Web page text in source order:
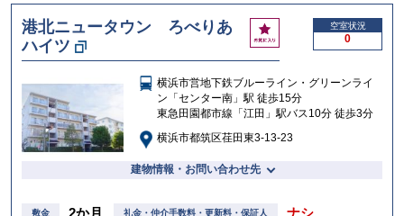
け
る
港北ニュータウン ろべりあ
ハイツ
お
気
に
り
空室状況
0
横浜市営地下鉄ブルーライン・グリーンライ
ン「センター南」駅 徒歩15分
東急田園都市線「江田」駅バス10分 徒歩3分
横浜市都筑区荏田東3-13-23
建物情報・お問い合わせ先
敷金 2か月 礼金・仲介手数料・更新料・保証人 ナシ